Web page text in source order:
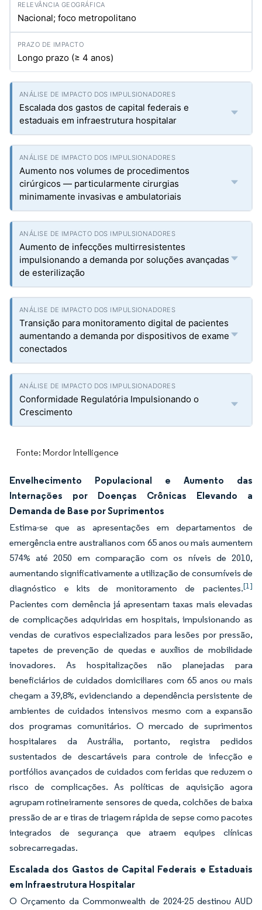
Nacional; foco metropolitano
Longo prazo (≥ 4 anos)
Escalada dos gastos de capital federais e
estaduais em infraestrutura hospitalar
Aumento nos volumes de procedimentos
cirúrgicos — particularmente cirurgias
minimamente invasivas e ambulatoriais
Aumento de infecções multirresistentes
impulsionando a demanda por soluções avançadas
de esterilização
Transição para monitoramento digital de pacientes
aumentando a demanda por dispositivos de exame
conectados
Conformidade Regulatória Impulsionando o
Crescimento
Fonte: Mordor Intelligence
Envelhecimento Populacional e Aumento das
Internações por Doenças Crônicas Elevando a
Demanda de Base por Suprimentos
Estima-se que as apresentações em departamentos de
emergência entre australianos com 65 anos ou mais aumentem
574% até 2050 em comparação com os níveis de 2010,
aumentando significativamente a utilização de consumíveis de
diagnóstico e kits de monitoramento de pacientes.[1]
Pacientes com demência já apresentam taxas mais elevadas
de complicações adquiridas em hospitais, impulsionando as
vendas de curativos especializados para lesões por pressão,
tapetes de prevenção de quedas e auxílios de mobilidade
inovadores. As hospitalizações não planejadas para
beneficiários de cuidados domiciliares com 65 anos ou mais
chegam a 39,8%, evidenciando a dependência persistente de
ambientes de cuidados intensivos mesmo com a expansão
dos programas comunitários. O mercado de suprimentos
hospitalares da Austrália, portanto, registra pedidos
sustentados de descartáveis para controle de infecção e
portfólios avançados de cuidados com feridas que reduzem o
risco de complicações. As políticas de aquisição agora
agrupam rotineiramente sensores de queda, colchões de baixa
pressão de ar e tiras de triagem rápida de sepse como pacotes
integrados de segurança que atraem equipes clínicas
sobrecarregadas.
Escalada dos Gastos de Capital Federais e Estaduais
em Infraestrutura Hospitalar
O Orçamento da Commonwealth de 2024-25 destinou AUD